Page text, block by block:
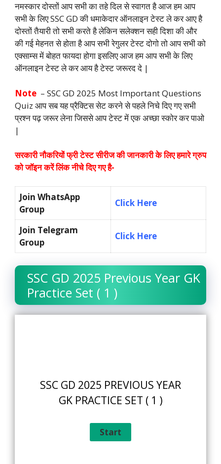
नमस्कार दोस्तों आप सभी का तहे दिल से स्वागत है आज हम आप
सभी के लिए SSC GD की धमाकेदार ऑनलाइन टेस्ट ले कर आए है
दोस्तों तैयारी तो सभी करते है लेकिन सलेक्शन सही दिशा की और
की गई मेहनत से होता है आप सभी रेगुलर टेस्ट दोगो तो आप सभी को
एक्साम्स में बोहत फायदा होगा इसलिए आज हम आप सभी के लिए
ऑनलाइन टेस्ट ले कर आय है टेस्ट जरूरद दे |
Note – SSC GD 2025 Most Important Questions
Quiz आप सब यह प्रैक्टिस सेट करने से पहले निचे दिए गए सभी
प्रश्न पढ़ जरूर लेना जिससे आप टेस्ट में एक अच्छा स्कोर कर पाओ
|
सरकारी नौकरियों फ्री टेस्ट सीरीज की जानकारी के लिए हमारे ग्रुप
को जॉइन करें लिंक नीचे दिए गए है-
Join WhatsApp
Group
Click Here
Join Telegram
Group
Click Here
SSC GD 2025 Previous Year GK
Practice Set ( 1 )
SSC GD 2025 PREVIOUS YEAR
GK PRACTICE SET ( 1 )